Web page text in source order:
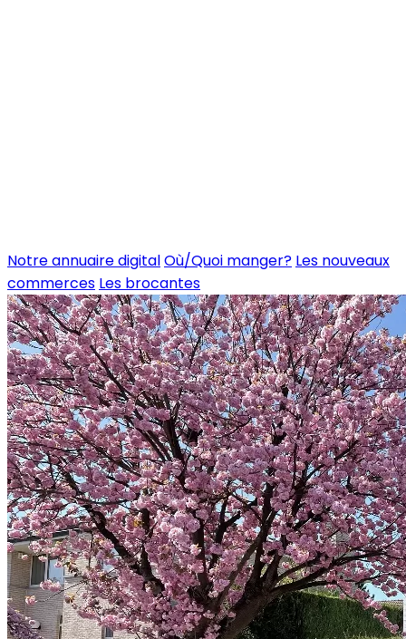
Notre annuaire digitalOù/Quoi manger? Les nouveaux
commerces Les brocantes